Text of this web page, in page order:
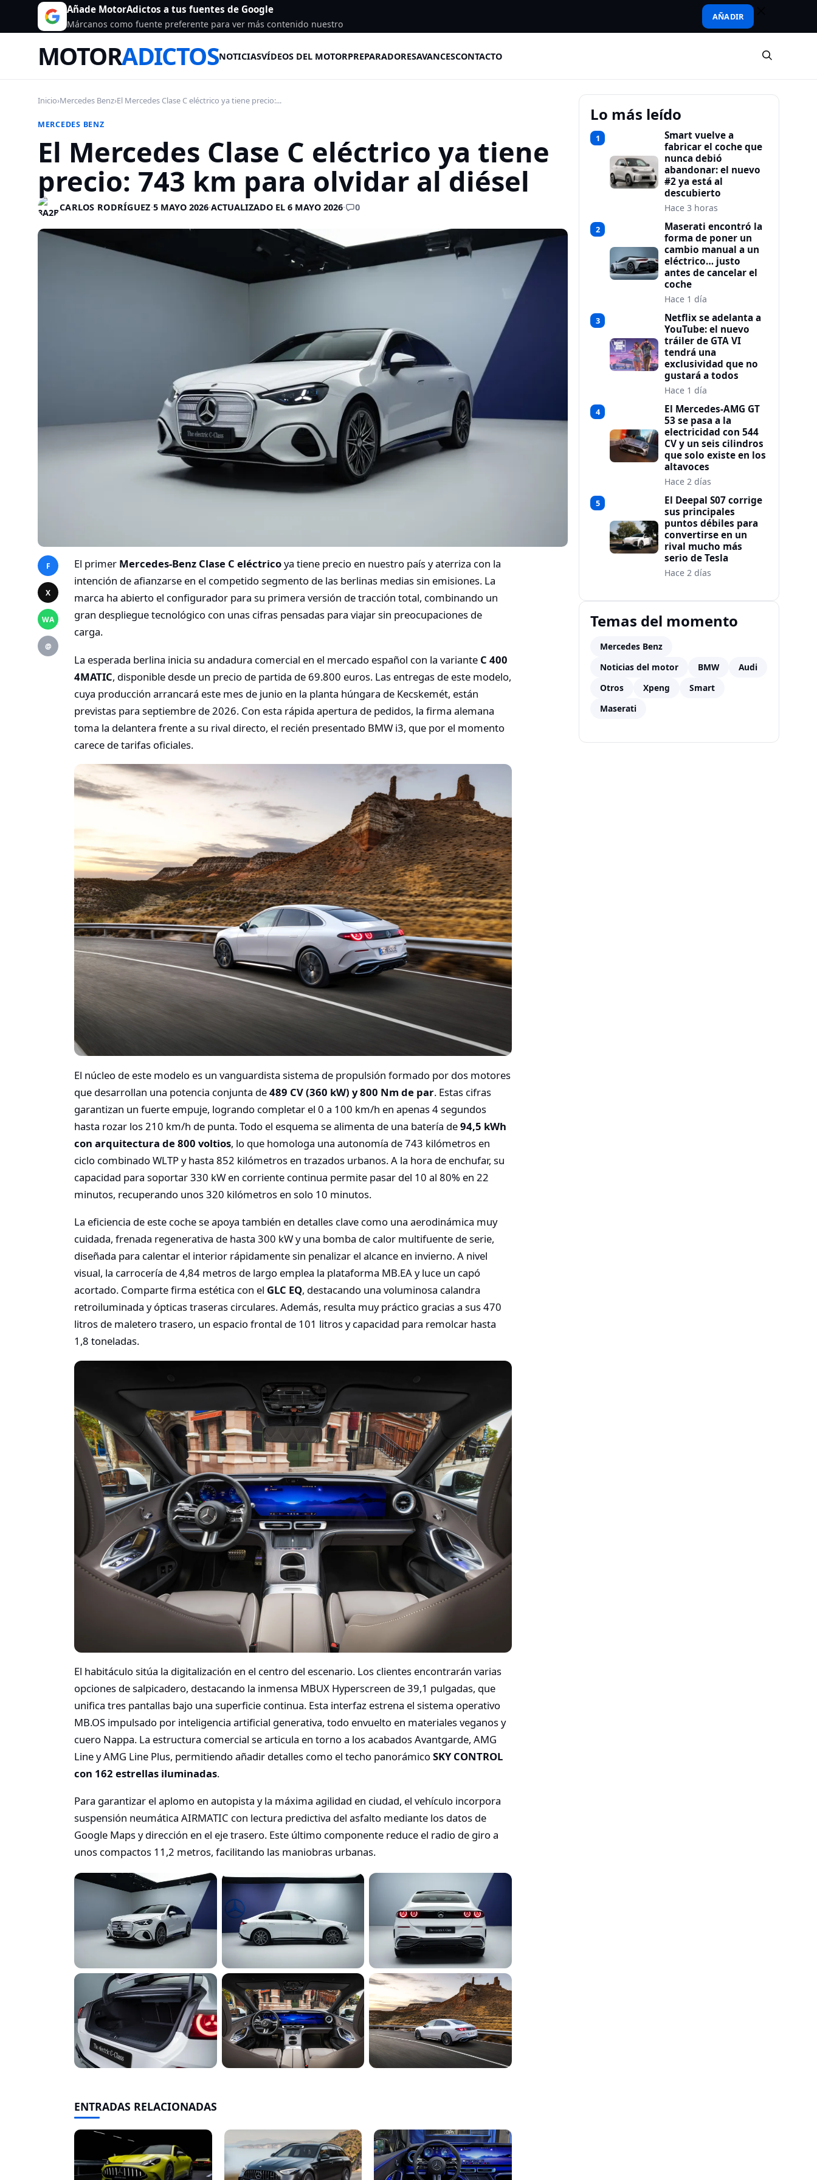
Añade MotorAdictos a tus fuentes de Google
Márcanos como fuente preferente para ver más contenido nuestro
AÑADIR
MOTORADICTOSNOTICIASVÍDEOS DEL MOTORPREPARADORESAVANCESCONTACTO
Inicio›Mercedes Benz›El Mercedes Clase C eléctrico ya tiene precio:...
MERCEDES BENZ
El Mercedes Clase C eléctrico ya tiene
precio: 743 km para olvidar al diésel
CARLOS RODRÍGUEZ·5 MAYO 2026·ACTUALIZADO EL 6 MAYO 2026· 0
F
X
WA
@
El primer Mercedes-Benz Clase C eléctricoya tiene precio en nuestro país y aterriza con la
intención de afianzarse en el competido segmento de las berlinas medias sin emisiones. La
marca ha abierto el configurador para su primera versión de tracción total, combinando un
gran despliegue tecnológico con unas cifras pensadas para viajar sin preocupaciones de
carga.
La esperada berlina inicia su andadura comercial en el mercado español con la variante C 400
4MATIC, disponible desde un precio de partida de 69.800 euros. Las entregas de este modelo,
cuya producción arrancará este mes de junio en la planta húngara de Kecskemét, están
previstas para septiembre de 2026. Con esta rápida apertura de pedidos, la firma alemana
toma la delantera frente a su rival directo, el recién presentado BMW i3, que por el momento
carece de tarifas oficiales.
El núcleo de este modelo es un vanguardista sistema de propulsión formado por dos motores
que desarrollan una potencia conjunta de489 CV (360 kW) y 800 Nm de par. Estas cifras
garantizan un fuerte empuje, logrando completar el 0 a 100 km/h en apenas 4 segundos
hasta rozar los 210 km/h de punta. Todo el esquema se alimenta de una batería de94,5 kWh
con arquitectura de 800 voltios, lo que homologa una autonomía de 743 kilómetros en
ciclo combinado WLTP y hasta 852 kilómetros en trazados urbanos. A la hora de enchufar, su
capacidad para soportar 330 kW en corriente continua permite pasar del 10 al 80% en 22
minutos, recuperando unos 320 kilómetros en solo 10 minutos.
La eficiencia de este coche se apoya también en detalles clave como una aerodinámica muy
cuidada, frenada regenerativa de hasta 300 kW y una bomba de calor multifuente de serie,
diseñada para calentar el interior rápidamente sin penalizar el alcance en invierno. A nivel
visual, la carrocería de 4,84 metros de largo emplea la plataforma MB.EA y luce un capó
acortado. Comparte firma estética con el GLC EQ, destacando una voluminosa calandra
retroiluminada y ópticas traseras circulares. Además, resulta muy práctico gracias a sus 470
litros de maletero trasero, un espacio frontal de 101 litros y capacidad para remolcar hasta
1,8 toneladas.
El habitáculo sitúa la digitalización en el centro del escenario. Los clientes encontrarán varias
opciones de salpicadero, destacando la inmensa MBUX Hyperscreen de 39,1 pulgadas, que
unifica tres pantallas bajo una superficie continua. Esta interfaz estrena el sistema operativo
MB.OS impulsado por inteligencia artificial generativa, todo envuelto en materiales veganos y
cuero Nappa. La estructura comercial se articula en torno a los acabados Avantgarde, AMG
Line y AMG Line Plus, permitiendo añadir detalles como el techo panorámicoSKY CONTROL
con 162 estrellas iluminadas.
Para garantizar el aplomo en autopista y la máxima agilidad en ciudad, el vehículo incorpora
suspensión neumática AIRMATIC con lectura predictiva del asfalto mediante los datos de
Google Maps y dirección en el eje trasero. Este último componente reduce el radio de giro a
unos compactos 11,2 metros, facilitando las maniobras urbanas.
ENTRADAS RELACIONADAS
Lo más leído
1
Smart vuelve a
fabricar el coche que
nunca debió
abandonar: el nuevo
#2 ya está al
descubierto
Hace 3 horas
2
Maserati encontró la
forma de poner un
cambio manual a un
eléctrico… justo
antes de cancelar el
coche
Hace 1 día
3
Netflix se adelanta a
YouTube: el nuevo
tráiler de GTA VI
tendrá una
exclusividad que no
gustará a todos
Hace 1 día
4
El Mercedes-AMG GT
53 se pasa a la
electricidad con 544
CV y un seis cilindros
que solo existe en los
altavoces
Hace 2 días
5
El Deepal S07 corrige
sus principales
puntos débiles para
convertirse en un
rival mucho más
serio de Tesla
Hace 2 días
Temas del momento
Mercedes Benz
Noticias del motor
BMW
Audi
Otros
Xpeng
Smart
Maserati